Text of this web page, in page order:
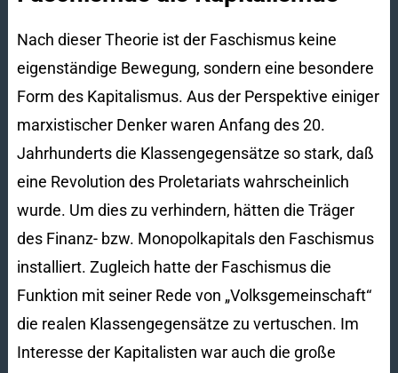
Nach dieser Theorie ist der Faschismus keine
eigenständige Bewegung, sondern eine besondere
Form des Kapitalismus. Aus der Perspektive einiger
marxistischer Denker waren Anfang des 20.
Jahrhunderts die Klassengegensätze so stark, daß
eine Revolution des Proletariats wahrscheinlich
wurde. Um dies zu verhindern, hätten die Träger
des Finanz- bzw. Monopolkapitals den Faschismus
installiert. Zugleich hatte der Faschismus die
Funktion mit seiner Rede von „Volksgemeinschaft“
die realen Klassengegensätze zu vertuschen. Im
Interesse der Kapitalisten war auch die große